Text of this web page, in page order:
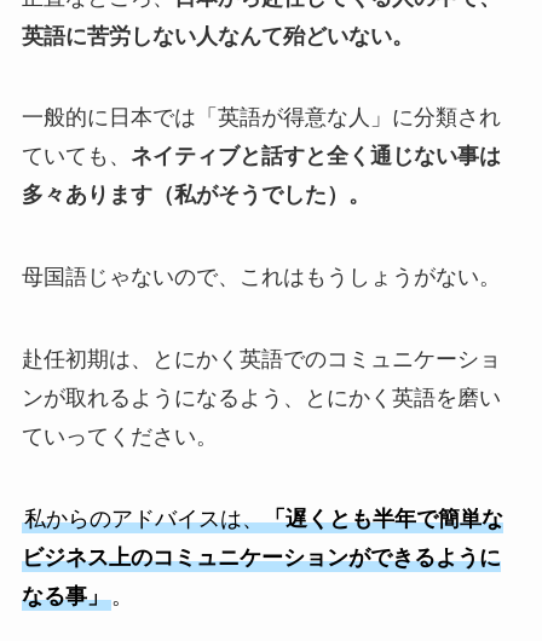
英語に苦労しない人なんて殆どいない。
一般的に日本では「英語が得意な人」に分類され
ていても、 ネイティブと話すと全く通じない事は
多々あります（私がそうでした）。
母国語じゃないので、これはもうしょうがない。
赴任初期は、とにかく英語でのコミュニケーショ
ンが取れるようになるよう、とにかく英語を磨い
ていってください。
私からのアドバイスは、「遅くとも半年で簡単な
ビジネス上のコミュニケーションができるように
なる事」。